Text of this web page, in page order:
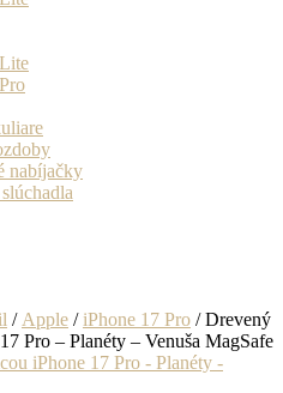
nabíjačky
/ Apple / iPhone 17 Pro / Drevený
Pro – Planéty – Venuša MagSafe